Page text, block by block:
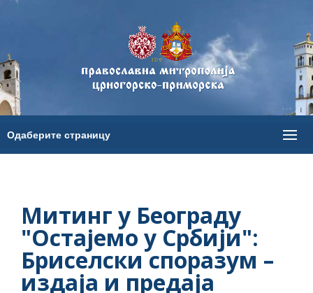
Митинг у Београду
"Остајемо у Србији":
Бриселски споразум –
издаја и предаја